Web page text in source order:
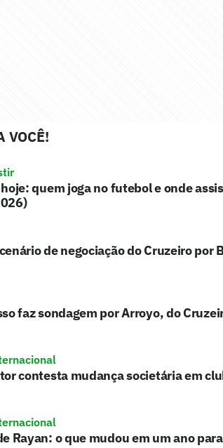
VOCÊ!
quem joga no futebol e onde
de negociação do Cruzeiro por
faz sondagem por Arroyo, do
contesta mudança societária em
Rayan: o que mudou em um ano